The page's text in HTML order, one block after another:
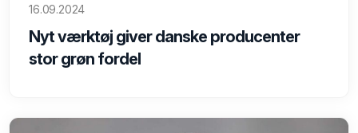
16.09.2024
Nyt værktøj giver danske producenter
stor grøn fordel